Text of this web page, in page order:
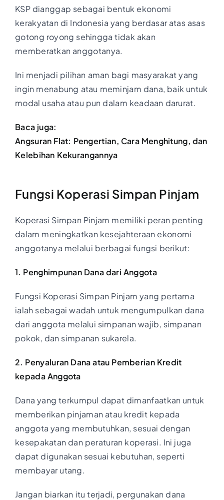
KSP dianggap sebagai bentuk ekonomi
kerakyatan di Indonesia yang berdasar atas asas
gotong royong sehingga tidak akan
memberatkan anggotanya.
Ini menjadi pilihan aman bagi masyarakat yang
ingin menabung atau meminjam dana, baik untuk
modal usaha atau pun dalam keadaan darurat.
Baca juga:
Angsuran Flat: Pengertian, Cara Menghitung, dan
Kelebihan Kekurangannya
Fungsi Koperasi Simpan Pinjam
Koperasi Simpan Pinjam memiliki peran penting
dalam meningkatkan kesejahteraan ekonomi
anggotanya melalui berbagai fungsi berikut:
1. Penghimpunan Dana dari Anggota
Fungsi Koperasi Simpan Pinjam yang pertama
ialah sebagai wadah untuk mengumpulkan dana
dari anggota melalui simpanan wajib, simpanan
pokok, dan simpanan sukarela.
2. Penyaluran Dana atau Pemberian Kredit
kepada Anggota
Dana yang terkumpul dapat dimanfaatkan untuk
memberikan pinjaman atau kredit kepada
anggota yang membutuhkan, sesuai dengan
kesepakatan dan peraturan koperasi. Ini juga
dapat digunakan sesuai kebutuhan, seperti
membayar utang.
Jangan biarkan itu terjadi, pergunakan dana